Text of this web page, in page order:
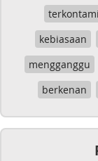
kebiasaan
mengganggu
berkenan